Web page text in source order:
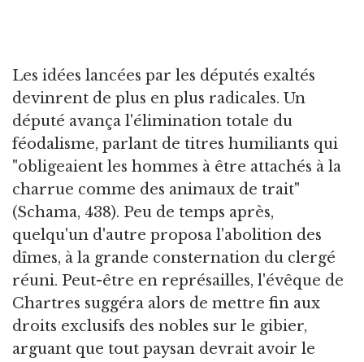
Les idées lancées par les députés exaltés
devinrent de plus en plus radicales. Un
député avança l'élimination totale du
féodalisme, parlant de titres humiliants qui
"obligeaient les hommes à être attachés à la
charrue comme des animaux de trait"
(Schama, 438). Peu de temps après,
quelqu'un d'autre proposa l'abolition des
dîmes, à la grande consternation du clergé
réuni. Peut-être en représailles, l'évêque de
Chartres suggéra alors de mettre fin aux
droits exclusifs des nobles sur le gibier,
arguant que tout paysan devrait avoir le